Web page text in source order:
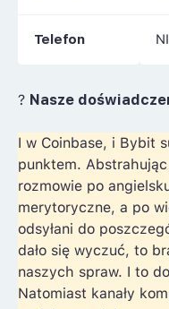
Telefon
? Nasze
I w Coinbase, i Bybit
punktem.
rozmowie po
merytoryczne, a po
odsyłani do
dało się wyczuć, to
naszych spraw. I to
Natomiast kanały